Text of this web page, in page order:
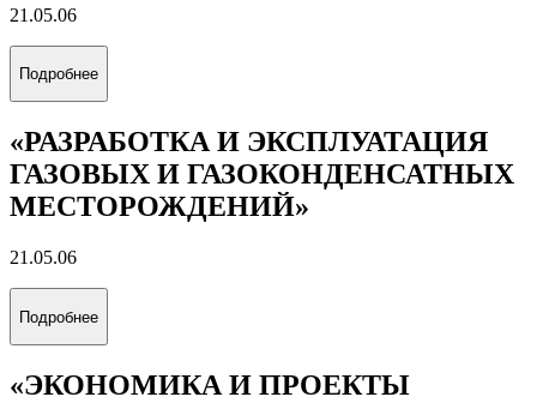
«ТЕХНОЛОГИЯ БУРЕНИЯ
НЕФТЯНЫХ И ГАЗОВЫХ СКВАЖИН
НА СУШЕ И МОРЕ»
21.05.06
«РАЗРАБОТКА И ЭКСПЛУАТАЦИЯ
НЕФТЯНЫХ МЕСТОРОЖДЕНИЙ»
21.05.06